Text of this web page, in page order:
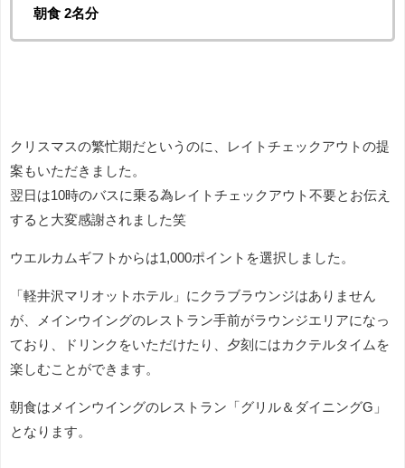
朝食 2名分
クリスマスの繁忙期だというのに、レイトチェックアウトの提
案もいただきました。
翌日は10時のバスに乗る為レイトチェックアウト不要とお伝え
すると大変感謝されました笑
ウエルカムギフトからは1,000ポイントを選択しました。
「軽井沢マリオットホテル」にクラブラウンジはありません
が、メインウイングのレストラン手前がラウンジエリアになっ
ており、ドリンクをいただけたり、夕刻にはカクテルタイムを
楽しむことができます。
朝食はメインウイングのレストラン「グリル＆ダイニングG」
となります。